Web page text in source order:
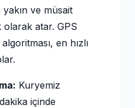
ve müsait
atar. GPS
en hızlı
Kuryemiz
içinde